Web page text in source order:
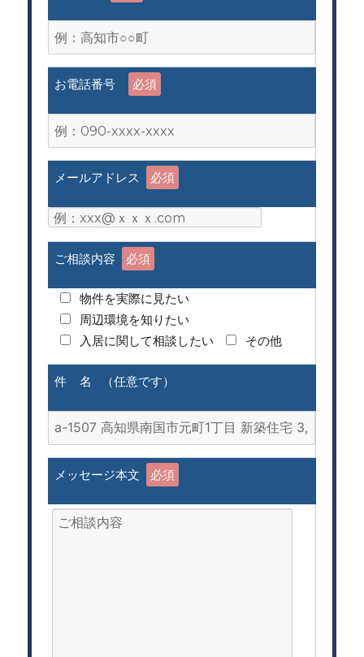
お電話番号 必須
メールアドレス 必須
ご相談内容 必須
物件を実際に見たい
周辺環境を知りたい
入居に関して相談したい
その他
件 名 （任意です）
メッセージ本文 必須